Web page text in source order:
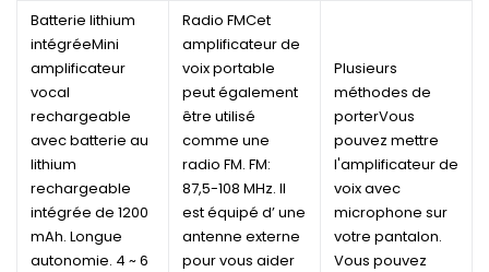
Batterie lithium
intégréeMini
amplificateur
vocal
rechargeable
avec batterie au
lithium
rechargeable
intégrée de 1200
mAh. Longue
autonomie. 4 ~ 6
Radio FMCet
amplificateur de
voix portable
peut également
être utilisé
comme une
radio FM. FM:
87,5-108 MHz. Il
est équipé d’ une
antenne externe
pour vous aider
Plusieurs
méthodes de
porterVous
pouvez mettre
l'amplificateur de
voix avec
microphone sur
votre pantalon.
Vous pouvez